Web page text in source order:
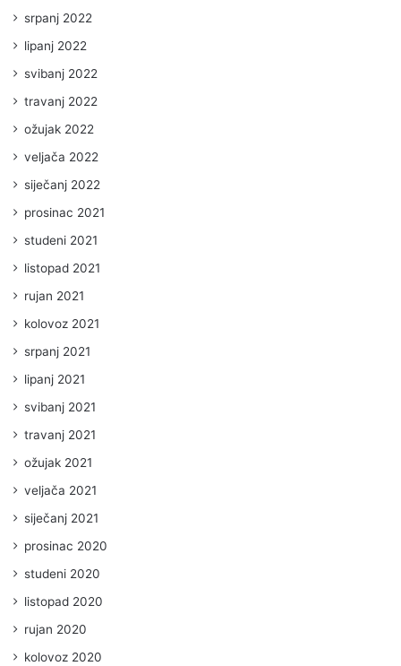
srpanj 2022
lipanj 2022
svibanj 2022
travanj 2022
ožujak 2022
veljača 2022
siječanj 2022
prosinac 2021
studeni 2021
listopad 2021
rujan 2021
kolovoz 2021
srpanj 2021
lipanj 2021
svibanj 2021
travanj 2021
ožujak 2021
veljača 2021
siječanj 2021
prosinac 2020
studeni 2020
listopad 2020
rujan 2020
kolovoz 2020